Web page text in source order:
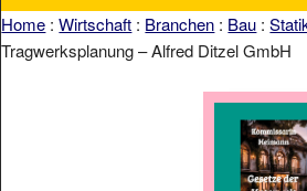
Home :Wirtschaft : Branchen : Bau :
Tragwerksplanung – Alfred Ditzel GmbH